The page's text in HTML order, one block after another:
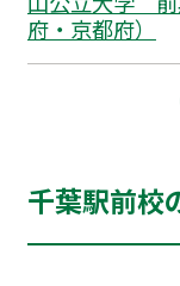
府・京都府）
千葉駅前校